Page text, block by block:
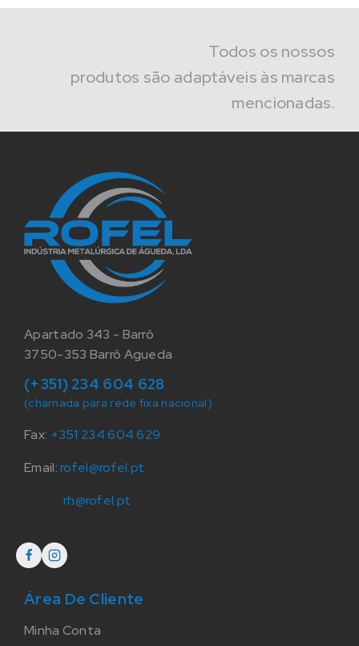
Todos os nossos
produtos são adaptáveis às marcas
mencionadas.
Apartado 343 - Barrô
3750-353 Barrô Agueda
(+351) 234 604 628
(chamada para rede fixa nacional)
Fax: +351 234 604 629
Email:rofel@rofel.pt
rh@rofel.pt
Área De Cliente
Minha Conta